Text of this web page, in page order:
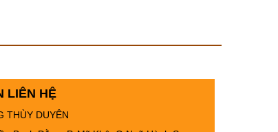
LIÊN HỆ
THÙY DUYÊN